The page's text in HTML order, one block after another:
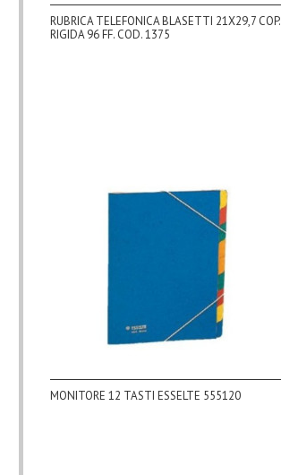
RUBRICA TELEFONICA BLASETTI 21X29,7 COP.
RIGIDA 96 FF. COD. 1375
MONITORE 12 TASTI ESSELTE 555120